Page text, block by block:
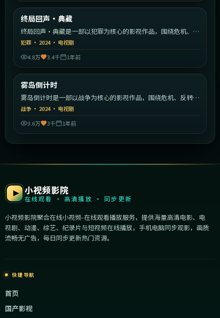
最新
终局回声·典藏
终局回声·典藏是一部以犯罪为核心的影视作品，围绕危机、反
转与人物成长展开，整体节奏紧凑，值得推荐观看。
犯罪 · 2024· 电视剧
4.8万
3.4千 1年前
最新
雾岛倒计时
雾岛倒计时是一部以战争为核心的影视作品，围绕危机、反转与
人物成长展开，整体节奏紧凑，值得推荐观看。
战争 · 2024· 电视剧
3.6万
3千 1年前
小视频影院
在线观看 · 高清播放 · 同步更新
小视频影院聚合在线小视频-在线观看播放服务，提供海量高清电影、电
视剧、动漫、综艺、纪录片与短视频在线播放，手机电脑同步观影，画质
流畅无广告，每日同步更新热门资源。
快捷导航
首页
国产影视